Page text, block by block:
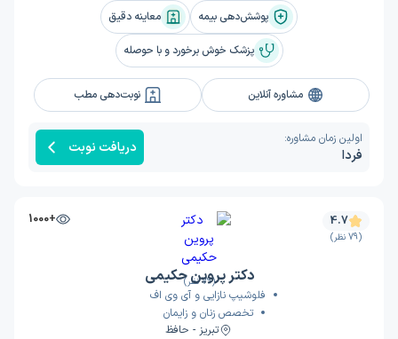
پوشش‌دهی بیمه معاینه دقیق
پزشک خوش برخورد و با حوصله
مشاوره آنلاین نوبت‌دهی مطب
اولین زمان مشاوره:
فردا دریافت نوبت
(79 نظر)
+1000 4.7
(79 نظر)
دکتر پروین حکیمی
فلوشیپ نازایی و آی وی اف
تخصص زنان و زایمان
تبریز - حافظ